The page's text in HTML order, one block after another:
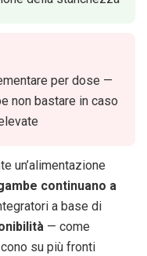
per dose —
non bastare in caso
un’alimentazione
continuano a
a base di
— come
su più fronti